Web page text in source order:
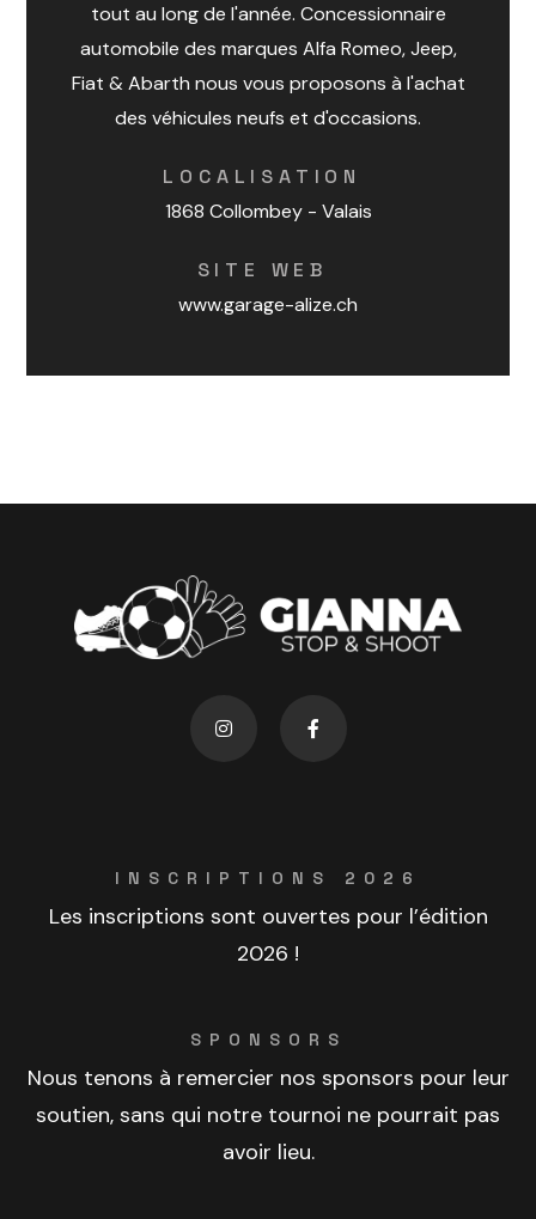
tout au long de l'année. Concessionnaire
automobile des marques Alfa Romeo, Jeep,
Fiat & Abarth nous vous proposons à l'achat
des véhicules neufs et d'occasions.
LOCALISATION
1868 Collombey - Valais
SITE WEB
www.garage-alize.ch
INSCRIPTIONS 2026
Les inscriptions sont ouvertes pour l’édition
2026 !
SPONSORS
Nous tenons à remercier nos sponsors pour leur
soutien, sans qui notre tournoi ne pourrait pas
avoir lieu.